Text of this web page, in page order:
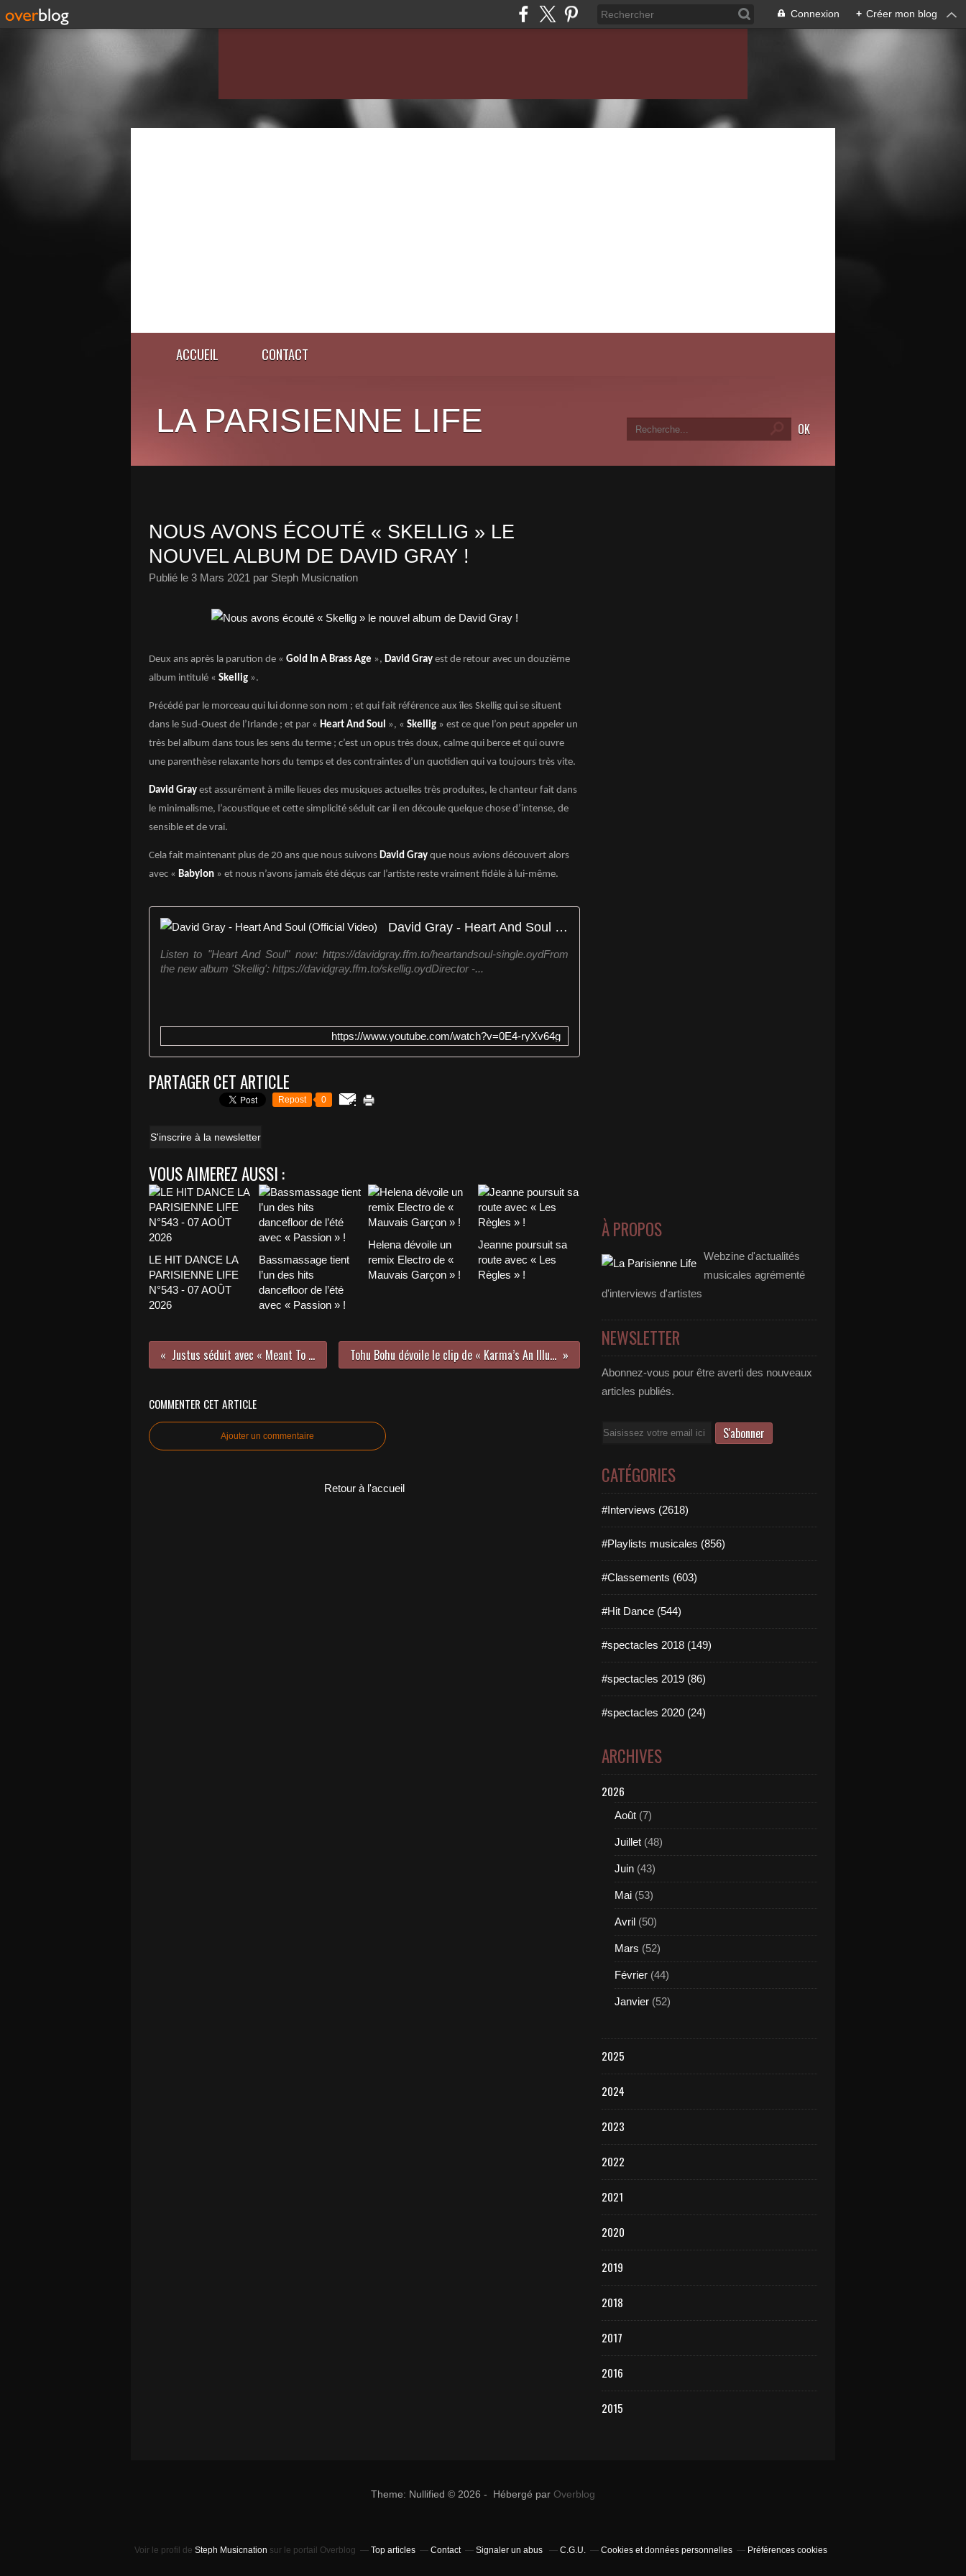
Connexion + Créer mon blog
ACCUEIL CONTACT
LA PARISIENNE LIFE
NOUS AVONS ÉCOUTÉ « SKELLIG » LE
NOUVEL ALBUM DE DAVID GRAY !
Publié le 3 Mars 2021 par Steph Musicnation
Deux ans après la parution de « Gold In A Brass Age », David Gray est de retour avec un douzième
album intitulé « Skellig ».
Précédé par le morceau qui lui donne son nom ; et qui fait référence aux îles Skellig qui se situent
dans le Sud-Ouest de l’Irlande ; et par « Heart And Soul », « Skellig » est ce que l’on peut appeler un
très bel album dans tous les sens du terme ; c’est un opus très doux, calme qui berce et qui ouvre
une parenthèse relaxante hors du temps et des contraintes d’un quotidien qui va toujours très vite.
David Gray est assurément à mille lieues des musiques actuelles très produites, le chanteur fait dans
le minimalisme, l’acoustique et cette simplicité séduit car il en découle quelque chose d’intense, de
sensible et de vrai.
Cela fait maintenant plus de 20 ans que nous suivons David Gray que nous avions découvert alors
avec « Babylon » et nous n’avons jamais été déçus car l’artiste reste vraiment fidèle à lui-même.
David Gray - Heart And Soul (Official Video)
Listen to "Heart And Soul" now: https://davidgray.ffm.to/heartandsoul-single.oydFrom
the new album 'Skellig': https://davidgray.ffm.to/skellig.oyd​Director -...
https://www.youtube.com/watch?v=0E4-ryXv64g
PARTAGER CET ARTICLE
Repost 0
S'inscrire à la newsletter
VOUS AIMEREZ AUSSI :
LE HIT DANCE LA
PARISIENNE LIFE
N°543 - 07 AOÛT
2026
Bassmassage tient
l’un des hits
dancefloor de l’été
avec « Passion » !
Helena dévoile un
remix Electro de «
Mauvais Garçon » !
Jeanne poursuit sa
route avec « Les
Règles » !
Justus séduit avec « Meant To Be » ! Tohu Bohu dévoile le clip de « Karma’s An Illusion » !
COMMENTER CET ARTICLE
Ajouter un commentaire
Retour à l'accueil
À PROPOS
Webzine d'actualités
musicales agrémenté
d'interviews d'artistes
NEWSLETTER
Abonnez-vous pour être averti des nouveaux
articles publiés.
Email
CATÉGORIES
#Interviews (2618)
#Playlists musicales (856)
#Classements (603)
#Hit Dance (544)
#spectacles 2018 (149)
#spectacles 2019 (86)
#spectacles 2020 (24)
ARCHIVES
2026
Août (7)
Juillet (48)
Juin (43)
Mai (53)
Avril (50)
Mars (52)
Février (44)
Janvier (52)
2025
2024
2023
2022
2021
2020
2019
2018
2017
2016
2015
Theme: Nullified © 2026 - Hébergé par Overblog
Voir le profil de Steph Musicnation sur le portail Overblog Top articles Contact Signaler un abus C.G.U. Cookies et données personnelles Préférences cookies